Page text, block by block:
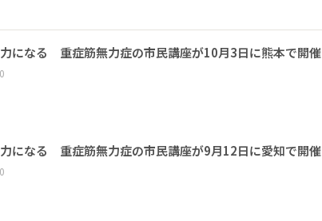
になる 重症筋無力症の市民講座が10月3日に熊本で開催
になる 重症筋無力症の市民講座が9月12日に愛知で開催